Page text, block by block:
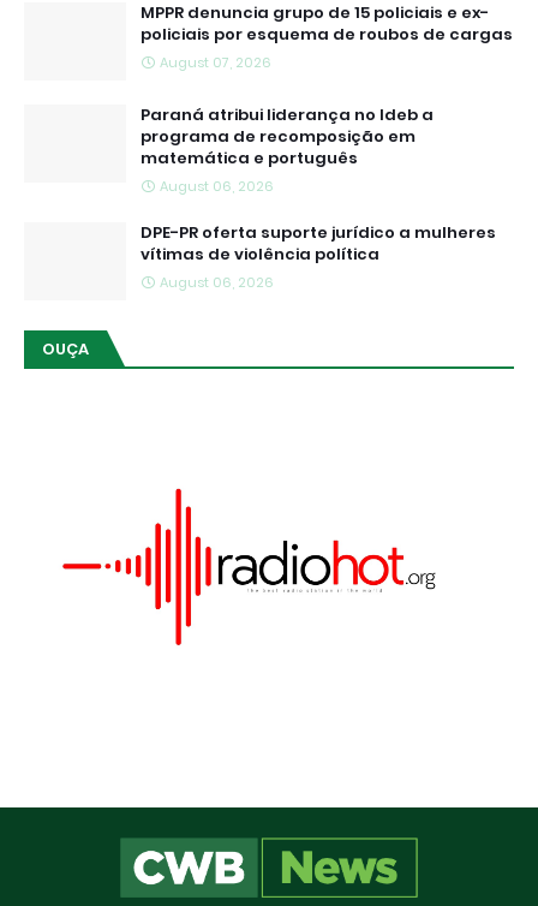
MPPR denuncia grupo de 15 policiais e ex-
policiais por esquema de roubos de cargas
August 07, 2026
Paraná atribui liderança no Ideb a
programa de recomposição em
matemática e português
August 06, 2026
DPE-PR oferta suporte jurídico a mulheres
vítimas de violência política
August 06, 2026
OUÇA
Este site utiliza cookies para melhorar sua
experiência e fornecer serviços personalizados. Ao